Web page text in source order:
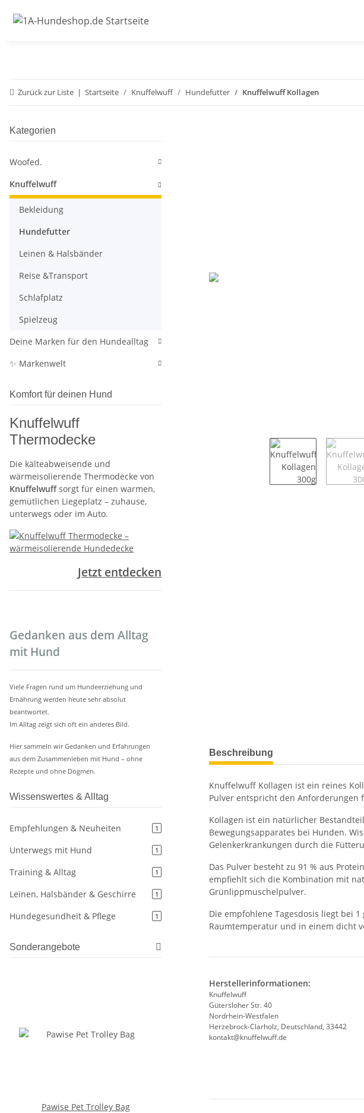
Zurück zur Liste Startseite Knuffelwuff Hundefutter Knuffelwuff Kollagen
weitere Registerkarten anzeigen
Beschreibung
Knuffelwuff Kollagen ist ein reines
Pulver entspricht den Anforderungen
Kollagen ist ein natürlicher
Bewegungsapparates bei Hunden.
Gelenkerkrankungen durch die
Das Pulver besteht zu 91 % aus
empfiehlt sich die Kombination mit
Grünlippmuschelpulver.
Die empfohlene Tagesdosis liegt bei
Raumtemperatur und in einem dicht
Herstellerinformationen:
Knuffelwuff
Gütersloher Str. 40
Nordrhein-Westfalen
Herzebrock-Clarholz, Deutschland, 33442
kontakt@knuffelwuff.de
Kategorien
Woofed.
Knuffelwuff
Bekleidung
Hundefutter
Leinen & Halsbänder
Reise &Transport
Schlafplatz
Spielzeug
Deine Marken für den Hundealltag
✨ Markenwelt
Komfort für deinen Hund
Knuffelwuff
Thermodecke
Die kälteabweisende und
wärmeisolierende Thermodecke von
Knuffelwuffsorgt für einen warmen,
gemütlichen Liegeplatz – zuhause,
unterwegs oder im Auto.
Jetzt entdecken
Gedanken aus dem Alltag
mit Hund
Viele Fragen rund um Hundeerziehung und
Ernährung werden heute sehr absolut
beantwortet.
Im Alltag zeigt sich oft ein anderes Bild.
Hier sammeln wir Gedanken und Erfahrungen
aus dem Zusammenleben mit Hund – ohne
Rezepte und ohne Dogmen.
Wissenswertes & Alltag
Empfehlungen & Neuheiten 1
Unterwegs mit Hund 1
Training & Alltag 1
Leinen, Halsbänder & Geschirre 1
Hundegesundheit & Pflege 1
Sonderangebote
Pawise Pet Trolley Bag